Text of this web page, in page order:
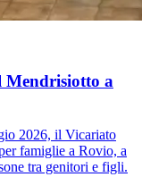
a
2026, il Vicariato
famiglie a Rovio, a
tra genitori e figli.